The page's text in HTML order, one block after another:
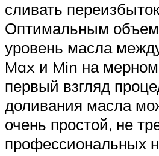
сливать
Оптимальным
уровень масла
Max и Min на
первый взгляд
доливания масла
очень простой, не
профессиональных